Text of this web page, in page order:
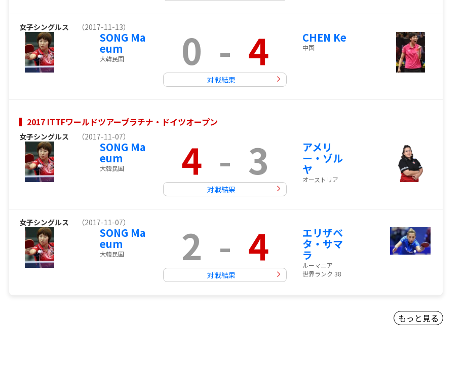
女子シングルス （2017-11-13）
SONG Ma
eum
大韓民国 0 - 4
対戦結果
CHEN Ke
中国
2017 ITTFワールドツアープラチナ・ドイツオープン
女子シングルス （2017-11-07）
SONG Ma
eum
大韓民国 4 - 3
対戦結果
アメリ
ー・ゾル
ヤ
オーストリア
女子シングルス （2017-11-07）
SONG Ma
eum
大韓民国 2 - 4
対戦結果
エリザベ
タ・サマ
ラ
ルーマニア
世界ランク 38
もっと見る